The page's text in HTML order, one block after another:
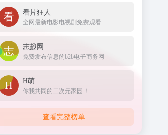
看片狂人
全网最新电影电视剧免费观看
志趣网
免费发布信息的b2b电子商务网
H萌
你我共同的二次元家园！
查看完整榜单